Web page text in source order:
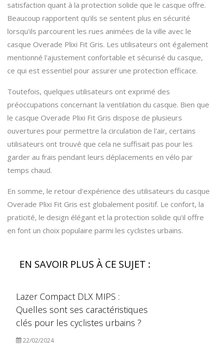
satisfaction quant à la protection solide que le casque offre.
Beaucoup rapportent qu'ils se sentent plus en sécurité
lorsqu'ils parcourent les rues animées de la ville avec le
casque Overade Plixi Fit Gris. Les utilisateurs ont également
mentionné l'ajustement confortable et sécurisé du casque,
ce qui est essentiel pour assurer une protection efficace.
Toutefois, quelques utilisateurs ont exprimé des
préoccupations concernant la ventilation du casque. Bien que
le casque Overade Plixi Fit Gris dispose de plusieurs
ouvertures pour permettre la circulation de l'air, certains
utilisateurs ont trouvé que cela ne suffisait pas pour les
garder au frais pendant leurs déplacements en vélo par
temps chaud.
En somme, le retour d'expérience des utilisateurs du casque
Overade Plixi Fit Gris est globalement positif. Le confort, la
praticité, le design élégant et la protection solide qu'il offre
en font un choix populaire parmi les cyclistes urbains.
EN SAVOIR PLUS À CE SUJET :
Lazer Compact DLX MIPS :
Quelles sont ses caractéristiques
clés pour les cyclistes urbains ?
22/02/2024